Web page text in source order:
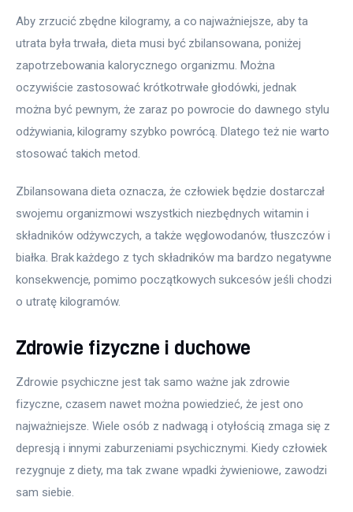
Aby zrzucić zbędne kilogramy, a co najważniejsze, aby ta
utrata była trwała, dieta musi być zbilansowana, poniżej
zapotrzebowania kalorycznego organizmu. Można
oczywiście zastosować krótkotrwałe głodówki, jednak
można być pewnym, że zaraz po powrocie do dawnego stylu
odżywiania, kilogramy szybko powrócą. Dlatego też nie warto
stosować takich metod.
Zbilansowana dieta oznacza, że człowiek będzie dostarczał
swojemu organizmowi wszystkich niezbędnych witamin i
składników odżywczych, a także węglowodanów, tłuszczów i
białka. Brak każdego z tych składników ma bardzo negatywne
konsekwencje, pomimo początkowych sukcesów jeśli chodzi
o utratę kilogramów.
Zdrowie fizyczne i duchowe
Zdrowie psychiczne jest tak samo ważne jak zdrowie
fizyczne, czasem nawet można powiedzieć, że jest ono
najważniejsze. Wiele osób z nadwagą i otyłością zmaga się z
depresją i innymi zaburzeniami psychicznymi. Kiedy człowiek
rezygnuje z diety, ma tak zwane wpadki żywieniowe, zawodzi
sam siebie.